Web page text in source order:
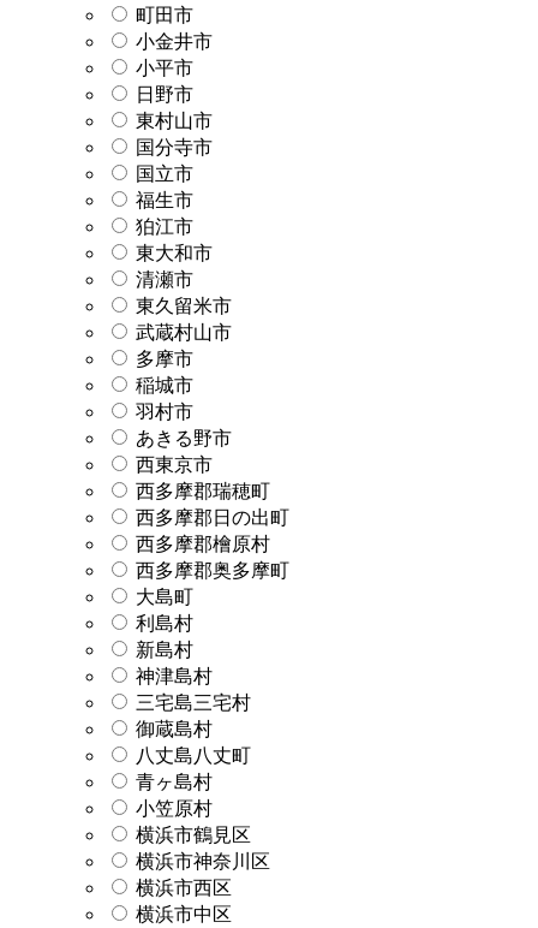
町田市
小金井市
小平市
日野市
東村山市
国分寺市
国立市
福生市
狛江市
東大和市
清瀬市
東久留米市
武蔵村山市
多摩市
稲城市
羽村市
あきる野市
西東京市
西多摩郡瑞穂町
西多摩郡日の出町
西多摩郡檜原村
西多摩郡奥多摩町
大島町
利島村
新島村
神津島村
三宅島三宅村
御蔵島村
八丈島八丈町
青ヶ島村
小笠原村
横浜市鶴見区
横浜市神奈川区
横浜市西区
横浜市中区